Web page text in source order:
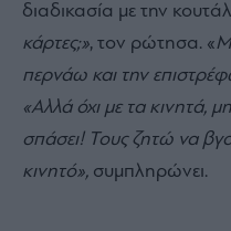
διαδικασία με την
κάρτες;», τον ρώτησα. «
περνάω και την
«Αλλά όχι με τα κινητά,
σπάσει! Τους ζητώ να
κινητό», συμπληρώνει.